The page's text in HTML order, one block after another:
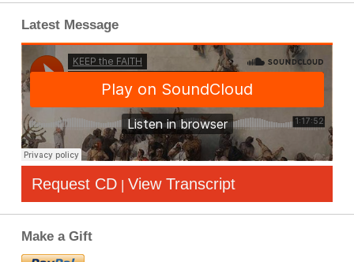
Latest Message
Request CD | View Transcript
Make a Gift